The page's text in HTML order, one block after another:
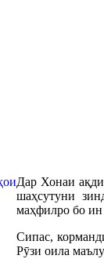
Дар Хонаи
шаҳсутуни
маҳфилро бо ин
Сипас,
Рӯзи оила